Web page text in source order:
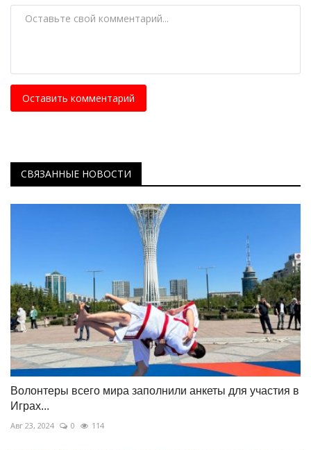
Оставить комментарий
СВЯЗАННЫЕ НОВОСТИ
Волонтеры всего мира заполнили анкеты для участия в
Играх...
Авг 23, 2024 0 114